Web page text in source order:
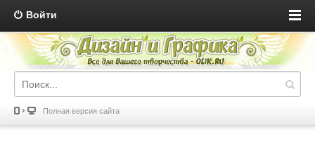
Войти
Полная версия сайта